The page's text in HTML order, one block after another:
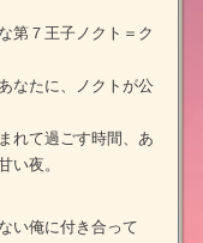
第７王子ノクト＝ク
なたに、ノクトが公
れて過ごす時間、あ
い夜。
い俺に付き合って